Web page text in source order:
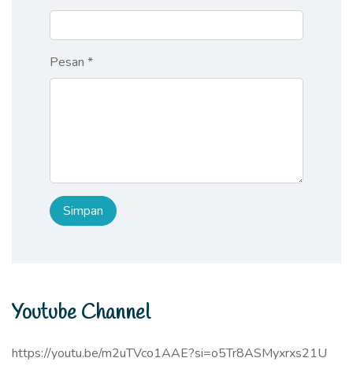
Pesan *
Youtube Channel
https://youtu.be/m2uTVco1AAE?si=o5Tr8ASMyxrxs21U